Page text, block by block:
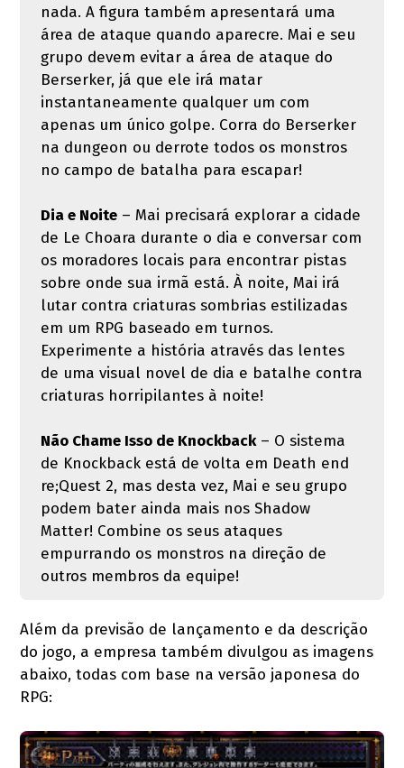
nada. A figura também apresentará uma
área de ataque quando aparecre. Mai e seu
grupo devem evitar a área de ataque do
Berserker, já que ele irá matar
instantaneamente qualquer um com
apenas um único golpe. Corra do Berserker
na dungeon ou derrote todos os monstros
no campo de batalha para escapar!
Dia e Noite– Mai precisará explorar a cidade
de Le Choara durante o dia e conversar com
os moradores locais para encontrar pistas
sobre onde sua irmã está. À noite, Mai irá
lutar contra criaturas sombrias estilizadas
em um RPG baseado em turnos.
Experimente a história através das lentes
de uma visual novel de dia e batalhe contra
criaturas horripilantes à noite!
Não Chame Isso de Knockback– O sistema
de Knockback está de volta em Death end
re;Quest 2, mas desta vez, Mai e seu grupo
podem bater ainda mais nos Shadow
Matter! Combine os seus ataques
empurrando os monstros na direção de
outros membros da equipe!
Além da previsão de lançamento e da descrição
do jogo, a empresa também divulgou as imagens
abaixo, todas com base na versão japonesa do
RPG: